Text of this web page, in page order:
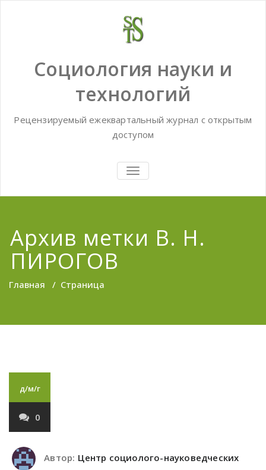
Социология науки и
технологий
Рецензируемый ежеквартальный журнал с открытым
доступом
TOGGLE
NAVIGATION
Архив метки В. Н.
ПИРОГОВ
Главная / Страница
д/м/г
0
Автор: Центр социолого-науковедческих